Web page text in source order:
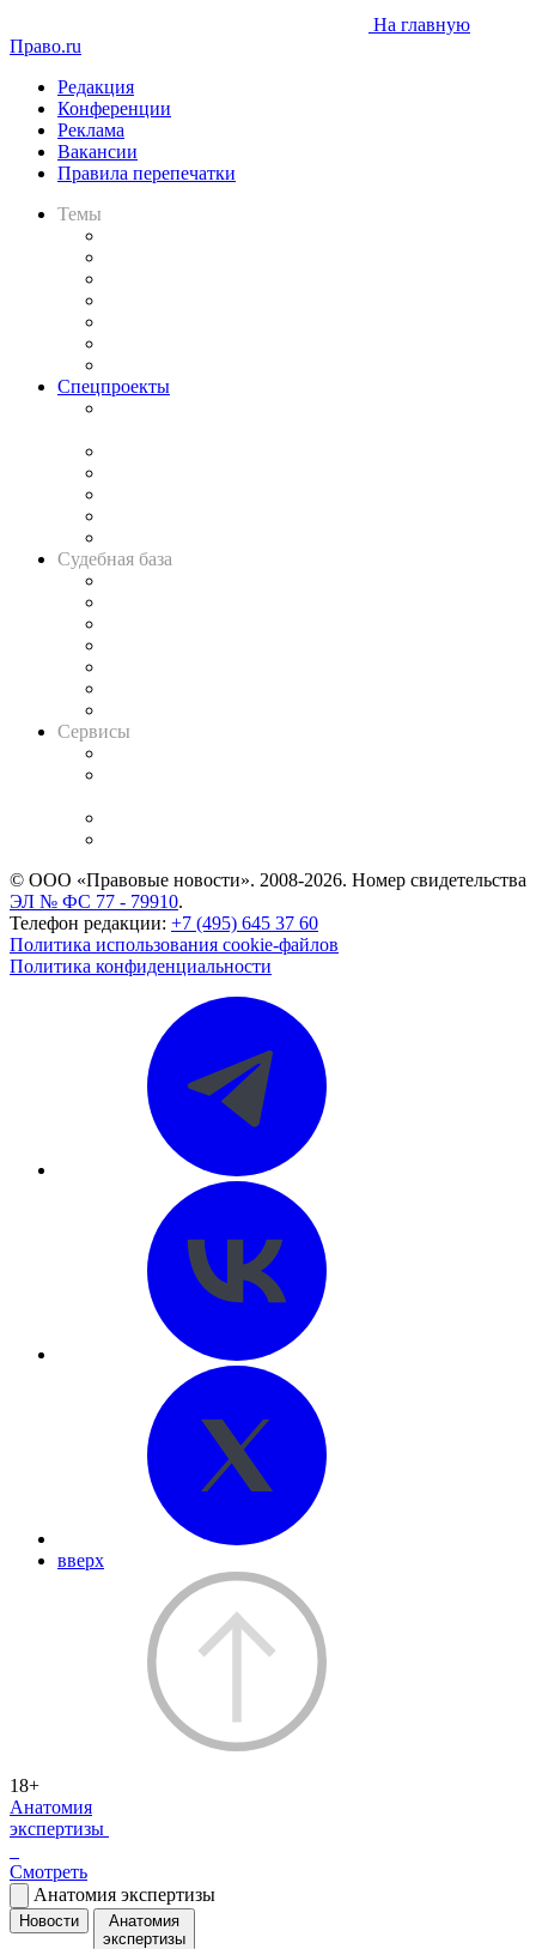
На главную
Право.ru
Редакция
Конференции
Реклама
Вакансии
Правила перепечатки
Темы
Спецпроекты
Судебная база
Сервисы
© ООО «Правовые новости». 2008-2026. Номер свидетельства
ЭЛ № ФС 77 - 79910.
Телефон редакции: +7 (495) 645 37 60
Политика использования cookie-файлов
Политика конфиденциальности
вверх
18+
Анатомия
экспертизы
Смотреть
Анатомия экспертизы
Новости
Анатомия
экспертизы